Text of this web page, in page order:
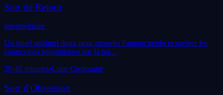
Sort de Retour
intermédiaire
Un rituel spirituel doux pour rappeler l'amour perdu et raviver les
connexions romantiques par la ma...
30-45 minutes•Lune Croissante
Sort d'Obsession